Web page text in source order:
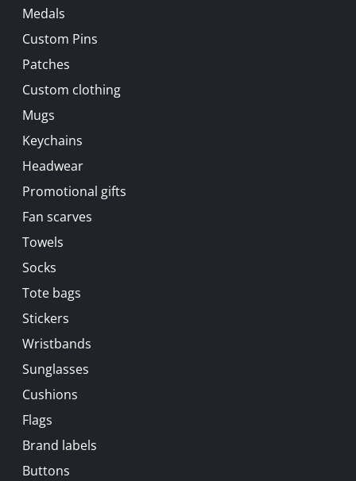
Medals
Custom Pins
Patches
Custom clothing
Mugs
Keychains
Headwear
Promotional gifts
Fan scarves
Towels
Socks
Tote bags
Stickers
Wristbands
Sunglasses
Cushions
Flags
Brand labels
Buttons